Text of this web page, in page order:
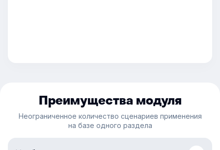
Преимущества модуля
Неограниченное количество сценариев применения
на базе одного раздела